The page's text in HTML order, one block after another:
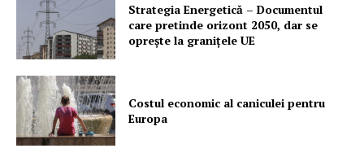
Strategia Energetică – Documentul
care pretinde orizont 2050, dar se
oprește la granițele UE
Costul economic al caniculei pentru
Europa